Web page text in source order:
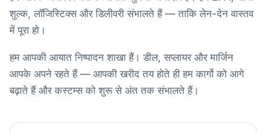
शुल्क, लॉजिस्टिक्स और डिलीवरी संभालते हैं — ताकि लेन-देन वास्तव
में पूरा हो।
हम आपकी आयात निष्पादन शाखा हैं। डील, सप्लायर और मार्जिन
आपके अपने रहते हैं — आपकी खरीद तय होते ही हम कार्गो को आगे
बढ़ाते हैं और कस्टम्स को शुरू से अंत तक संभालते हैं।